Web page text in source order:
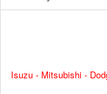
Isuzu - Mitsubishi -